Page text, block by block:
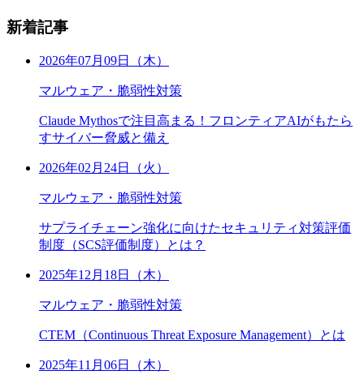
新着記事
2026年07月09日（木）
マルウェア・脆弱性対策
Claude Mythosで注目高まる！フロンティアAIがもたら
すサイバー脅威と備え
2026年02月24日（火）
マルウェア・脆弱性対策
サプライチェーン強化に向けたセキュリティ対策評価
制度（SCS評価制度）とは？
2025年12月18日（木）
マルウェア・脆弱性対策
CTEM（Continuous Threat Exposure Management）とは
2025年11月06日（木）